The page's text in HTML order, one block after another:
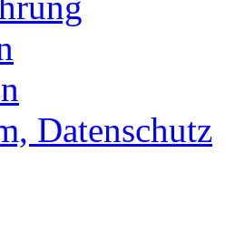
Datenschutz